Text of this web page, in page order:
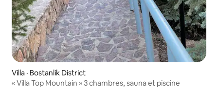
Villa · Bostanlik District
« Villa Top Mountain » 3 chambres, sauna et piscine